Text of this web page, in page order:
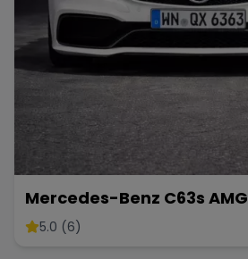
Mercedes-Benz C63s AMG
5.0 (6)